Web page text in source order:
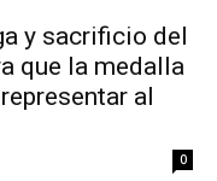
y sacrificio del
que la medalla
al
0